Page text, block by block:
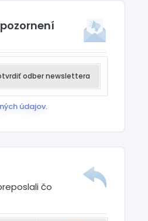
odber newslettera
údajov.
čo